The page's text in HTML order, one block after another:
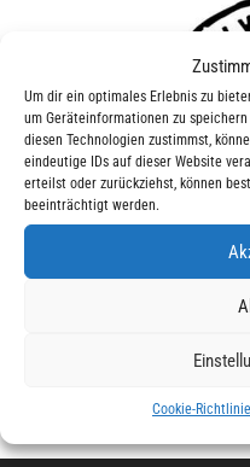
Um dir ein optimales Erlebnis zu
um Geräteinformationen zu
diesen Technologien zustimmst,
eindeutige IDs auf dieser Website
erteilst oder zurückziehst, können
beeinträchtigt werden.
Cookie-Richtlinie